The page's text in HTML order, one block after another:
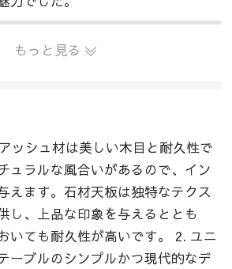
もっと見る
ッシュ材は美しい木目と耐久性で
ュラルな風合いがあるので、イン
えます。石材天板は独特なテクス
し、上品な印象を与えるととも
いても耐久性が高いです。 2. ユニ
ーブルのシンプルかつ現代的なデ